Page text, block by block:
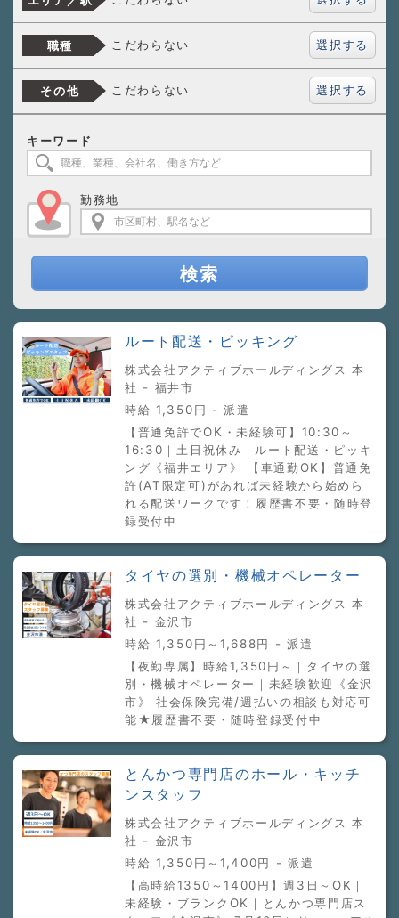
職種 こだわらない 選択する
その他 こだわらない 選択する
キーワード
勤務地
検索
ルート配送・ピッキング
株式会社アクティブホールディングス 本
社 - 福井市
時給 1,350円 - 派遣
【普通免許でOK・未経験可】10:30～
16:30｜土日祝休み｜ルート配送・ピッキ
ング《福井エリア》 【車通勤OK】普通免
許(AT限定可)があれば未経験から始めら
れる配送ワークです！履歴書不要・随時登
録受付中
タイヤの選別・機械オペレーター
株式会社アクティブホールディングス 本
社 - 金沢市
時給 1,350円～1,688円 - 派遣
【夜勤専属】時給1,350円～｜タイヤの選
別・機械オペレーター｜未経験歓迎《金沢
市》 社会保険完備/週払いの相談も対応可
能★履歴書不要・随時登録受付中
とんかつ専門店のホール・キッチ
ンスタッフ
株式会社アクティブホールディングス 本
社 - 金沢市
時給 1,350円～1,400円 - 派遣
【高時給1350～1400円】週3日～OK｜
未経験・ブランクOK｜とんかつ専門店ス